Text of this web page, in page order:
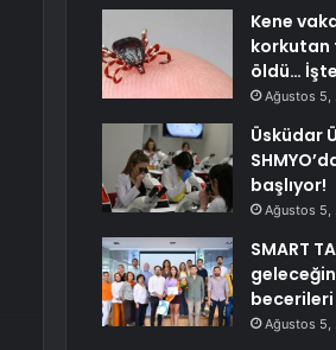
Kene
korkutan
öldü…
Ağustos 5,
Üsküdar
başlıyor!
Ağustos 5,
SMART
Ağustos 5,